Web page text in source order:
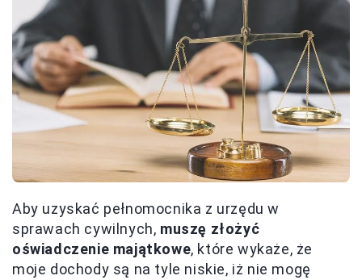
Aby uzyskać pełnomocnika z urzędu w
sprawach cywilnych, muszę złożyć
oświadczenie majątkowe, które wykaże, że
moje dochody są na tyle niskie, iż nie mogę